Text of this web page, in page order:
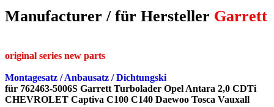
Manufacturer / für Hersteller Garrett
original series new parts
Montagesatz / Anbausatz / Dichtungski
für 762463-5006S Garrett Turbolader Opel Antara 2,0 CDTi
CHEVROLET Captiva C100 C140 Daewoo Tosca Vauxall